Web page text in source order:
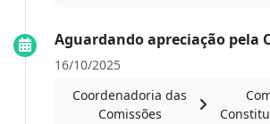
Aguardando apreciação pela
16/10/2025
Coordenadoria das
Comissões